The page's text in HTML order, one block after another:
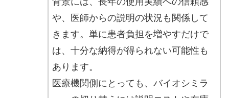
や、医師からの説明の状況も関係して
きます。単に患者負担を増やすだけで
は、十分な納得が得られない可能性も
あります。
医療機関側にとっても、バイオシミラ